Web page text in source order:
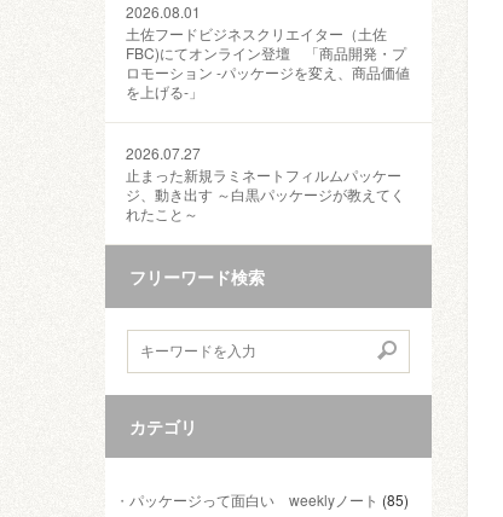
2026.08.01
土佐フードビジネスクリエイター（土佐
FBC)にてオンライン登壇 「商品開発・プ
ロモーション ‐パッケージを変え、商品価値
を上げる‐」
2026.07.27
止まった新規ラミネートフィルムパッケー
ジ、動き出す ～白黒パッケージが教えてく
れたこと～
フリーワード検索
カテゴリ
パッケージって面白い weeklyノート (85)